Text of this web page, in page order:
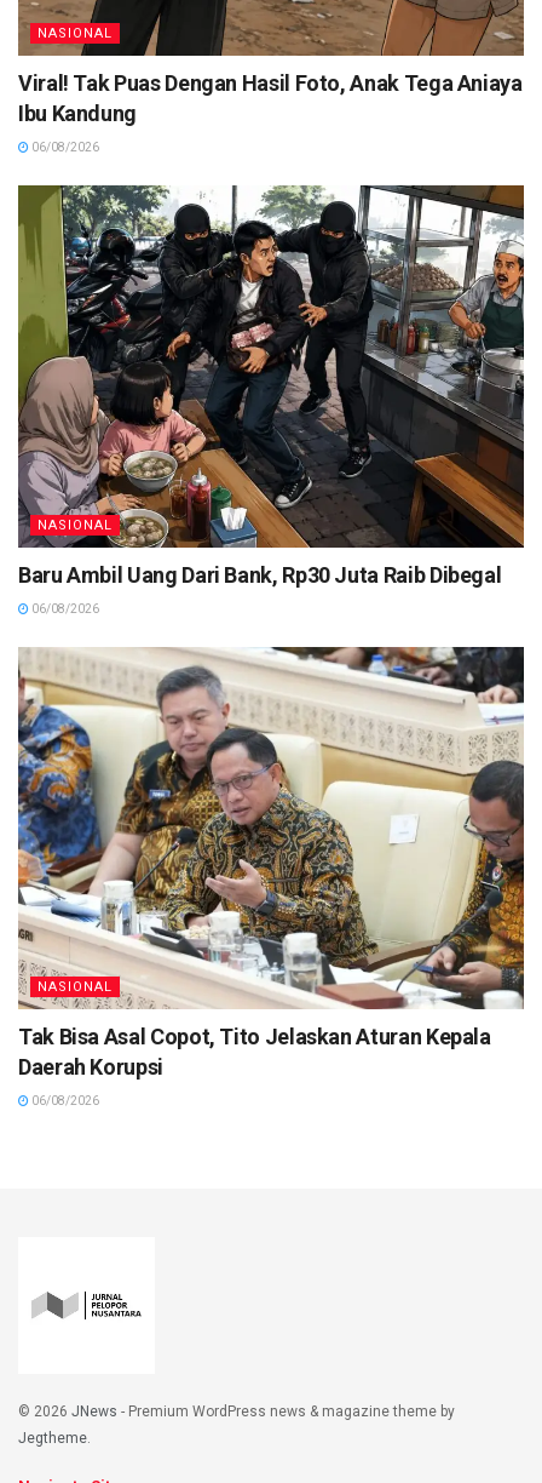
NASIONAL
Viral! Tak Puas Dengan Hasil Foto, Anak Tega Aniaya
Ibu Kandung
06/08/2026
NASIONAL
Baru Ambil Uang Dari Bank, Rp30 Juta Raib Dibegal
06/08/2026
NASIONAL
Tak Bisa Asal Copot, Tito Jelaskan Aturan Kepala
Daerah Korupsi
06/08/2026
© 2026 JNews - Premium WordPress news & magazine theme by
Jegtheme